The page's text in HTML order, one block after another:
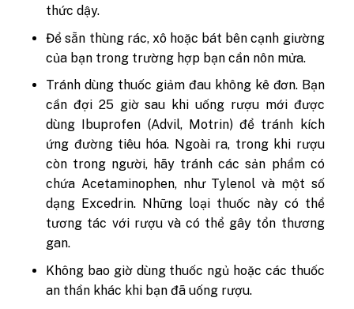
thức dậy.
Để sẵn thùng rác, xô hoặc bát bên cạnh giường
của bạn trong trường hợp bạn cần nôn mửa.
Tránh dùng thuốc giảm đau không kê đơn. Bạn
cần đợi 25 giờ sau khi uống rượu mới được
dùng Ibuprofen (Advil, Motrin) để tránh kích
ứng đường tiêu hóa. Ngoài ra, trong khi rượu
còn trong người, hãy tránh các sản phẩm có
chứa Acetaminophen, như Tylenol và một số
dạng Excedrin. Những loại thuốc này có thể
tương tác với rượu và có thể gây tổn thương
gan.
Không bao giờ dùng thuốc ngủ hoặc các thuốc
an thần khác khi bạn đã uống rượu.